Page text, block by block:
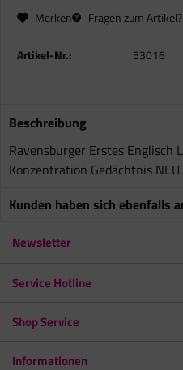
Merken Fragen zum Artikel?
Artikel-Nr.: 53016
Beschreibung
Ravensburger Erstes Englisch
Konzentration Gedächtnis NEU
Kunden haben sich ebenfalls
Newsletter
Service Hotline
Shop Service
Informationen